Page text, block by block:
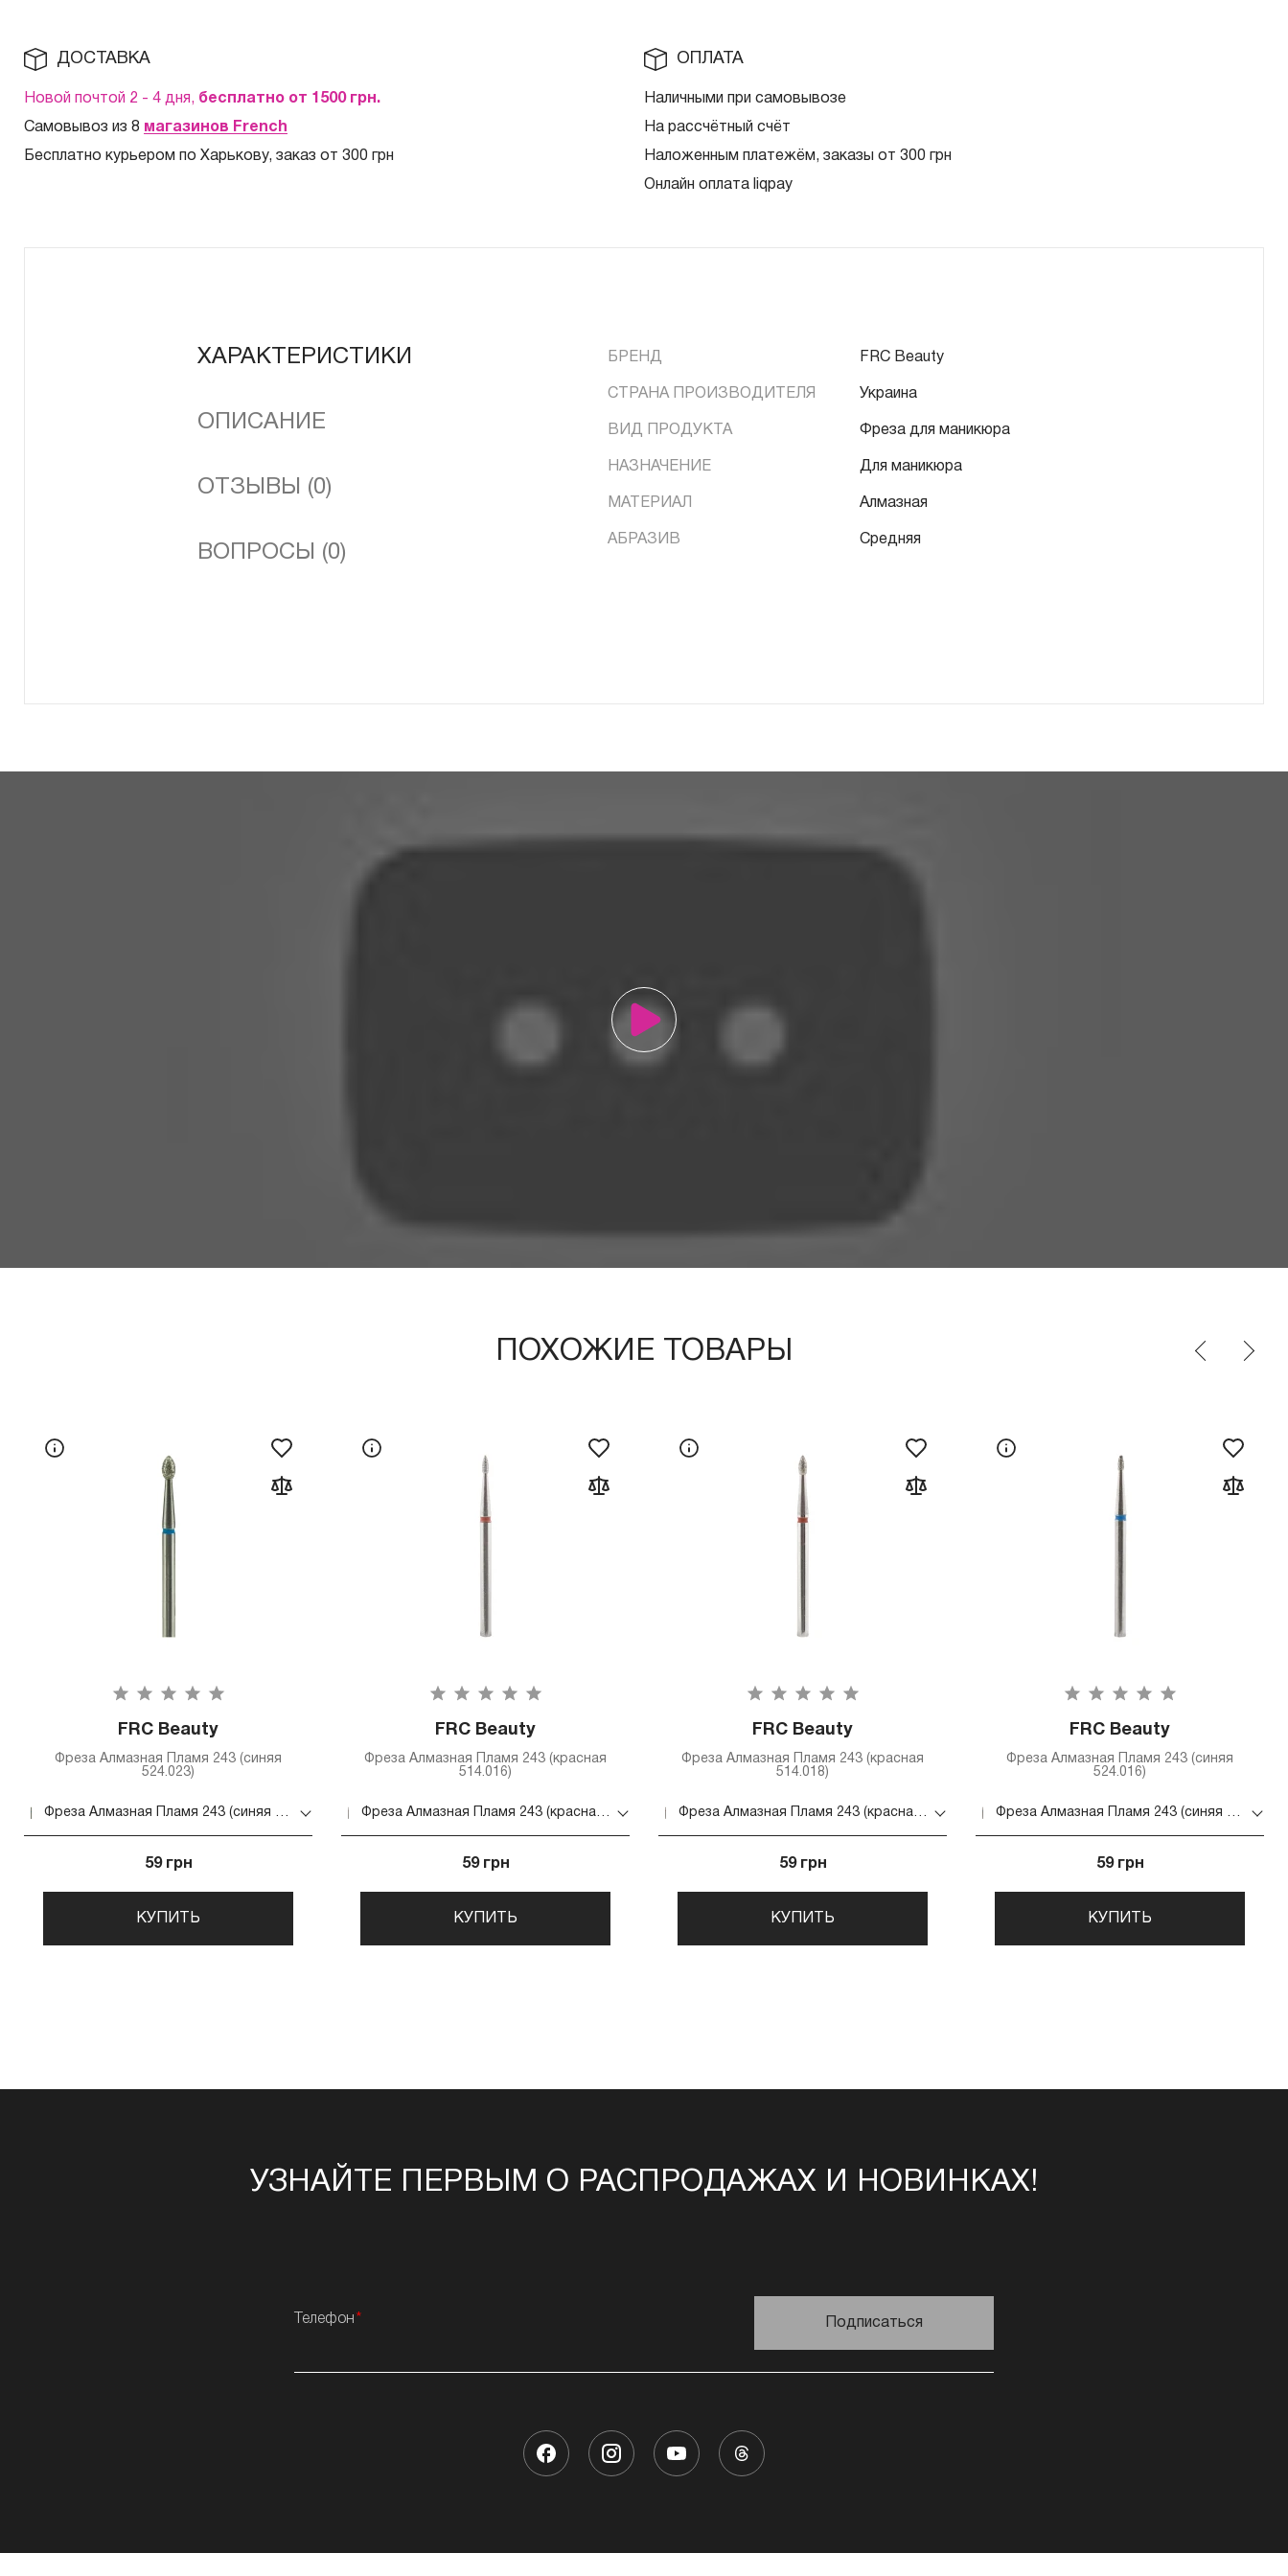
ДОСТАВКА
Новой почтой 2 - 4 дня, бесплатно от 1500 грн.
Самовывоз из 8 магазинов French
Бесплатно курьером по Харькову, заказ от 300 грн
ОПЛАТА
Наличными при самовывозе
На рассчётный счёт
Наложенным платежём, заказы от 300 грн
Онлайн оплата liqpay
ХАРАКТЕРИСТИКИ
ОПИСАНИЕ
ОТЗЫВЫ (0)
ВОПРОСЫ (0)
БРЕНД FRC Beauty
СТРАНА ПРОИЗВОДИТЕЛЯ Украина
ВИД ПРОДУКТА Фреза для маникюра
НАЗНАЧЕНИЕ Для маникюра
МАТЕРИАЛ Алмазная
АБРАЗИВ Средняя
ПОХОЖИЕ ТОВАРЫ
FRC Beauty
Фреза Алмазная Пламя 243 (синяя
524.023)
Фреза Алмазная Пламя 243 (синяя 524.023)
59 грн
КУПИТЬ
FRC Beauty
Фреза Алмазная Пламя 243 (красная
514.016)
Фреза Алмазная Пламя 243 (красная 514.016)
59 грн
КУПИТЬ
FRC Beauty
Фреза Алмазная Пламя 243 (красная
514.018)
Фреза Алмазная Пламя 243 (красная 514.018)
59 грн
КУПИТЬ
FRC Beauty
Фреза Алмазная Пламя 243 (синяя
524.016)
Фреза Алмазная Пламя 243 (синяя 524.016)
59 грн
КУПИТЬ
УЗНАЙТЕ ПЕРВЫМ О РАСПРОДАЖАХ И НОВИНКАХ!
Телефон Подписаться